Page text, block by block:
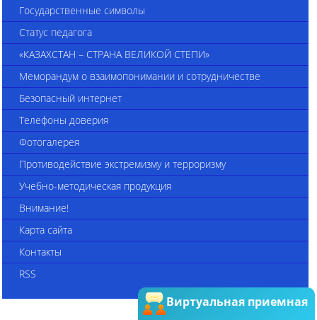
Государственные символы
Статус педагога
«КАЗАХСТАН – СТРАНА ВЕЛИКОЙ СТЕПИ»
Меморандум о взаимопонимании и сотрудничестве
Безопасный интернет
Телефоны доверия
Фотогалерея
Противодействие экстремизму и терроризму
Учебно-методическая продукция
Внимание!
Карта сайта
Контакты
RSS
Виртуальная приемная